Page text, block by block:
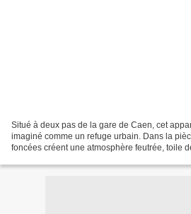
Situé à deux pas de la gare de Caen, cet
imaginé comme un refuge urbain. Dans la
foncées créent une atmosphère feutrée, toile